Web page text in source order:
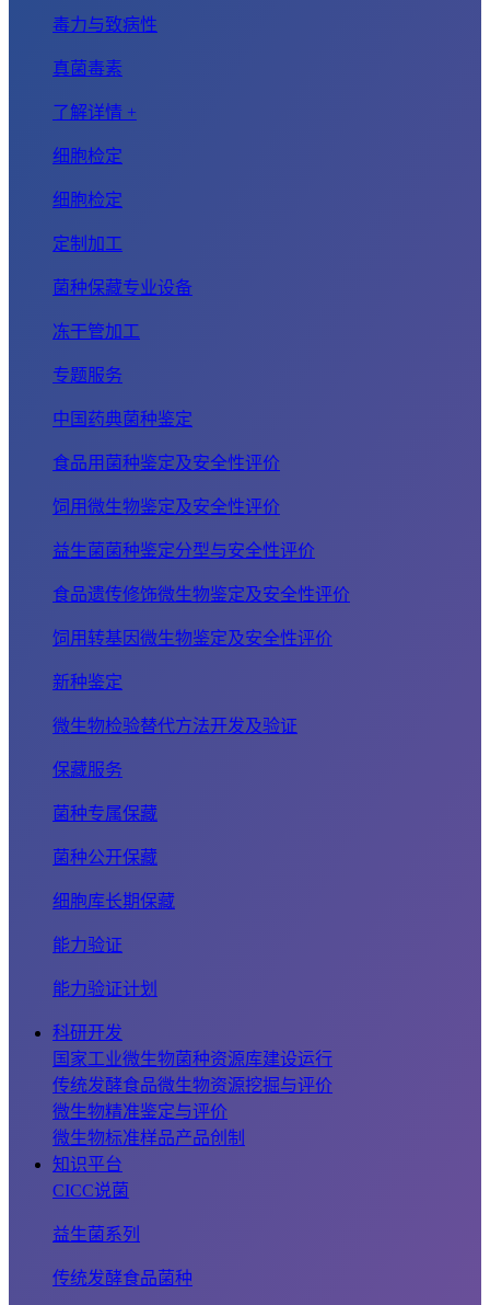
毒力与致病性
真菌毒素
了解详情 +
细胞检定
细胞检定
定制加工
菌种保藏专业设备
冻干管加工
专题服务
中国药典菌种鉴定
食品用菌种鉴定及安全性评价
饲用微生物鉴定及安全性评价
益生菌菌种鉴定分型与安全性评价
食品遗传修饰微生物鉴定及安全性评价
饲用转基因微生物鉴定及安全性评价
新种鉴定
微生物检验替代方法开发及验证
保藏服务
菌种专属保藏
菌种公开保藏
细胞库长期保藏
能力验证
能力验证计划
科研开发
国家工业微生物菌种资源库建设运行
传统发酵食品微生物资源挖掘与评价
微生物精准鉴定与评价
微生物标准样品产品创制
知识平台
CICC说菌
益生菌系列
传统发酵食品菌种